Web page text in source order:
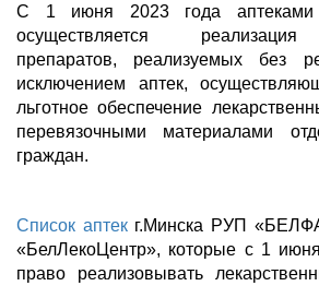
С 1 июня 2023 года аптеками
осуществляется реализация
препаратов, реализуемых без
исключением аптек,
льготное обеспечение
перевязочными материалами
граждан.
Список аптекг.Минска РУП
«БелЛекоЦентр», которые с 1
право реализовывать